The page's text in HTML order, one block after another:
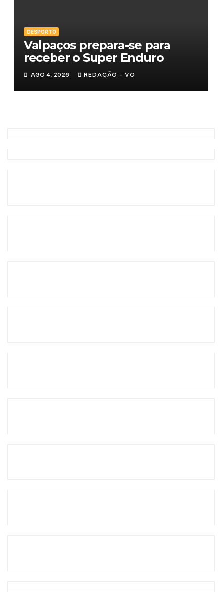
DESPORTO
Valpaços prepara-se para
receber o Super Enduro
AGO 4, 2026 REDAÇÃO - VO